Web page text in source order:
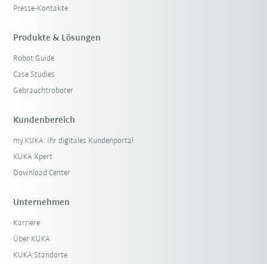
Presse-Kontakte
Produkte & Lösungen
Robot Guide
Case Studies
Gebrauchtroboter
Kundenbereich
my.KUKA: Ihr digitales Kundenportal
KUKA Xpert
Download Center
Unternehmen
Karriere
Über KUKA
KUKA Standorte